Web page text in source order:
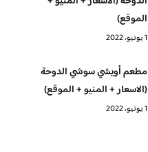
الموقع)
1 يونيو، 2022
مطعم أويشي سوشي الدوحة
(الاسعار + المنيو + الموقع)
1 يونيو، 2022